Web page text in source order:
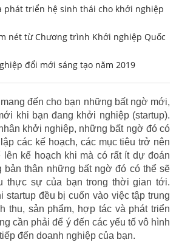
phát triển hệ sinh thái cho khởi nghiệp
nét từ Chương trình Khởi nghiệp Quốc
đổi mới sáng tạo năm 2019
đến cho bạn những bất ngờ mới,
khi bạn đang khởi nghiệp (startup).
khởi nghiệp, những bất ngờ đó có
các kế hoạch, các mục tiêu trở nên
lên kế hoạch khi mà có rất ít dự đoán
thân những bất ngờ đó có thể sẽ
thực sự của bạn trong thời gian tới.
startup đều bị cuốn vào việc tập trung
thu, sản phẩm, hợp tác và phát triển
cần phải để ý đến các yếu tố vô hình
đến doanh nghiệp của bạn.